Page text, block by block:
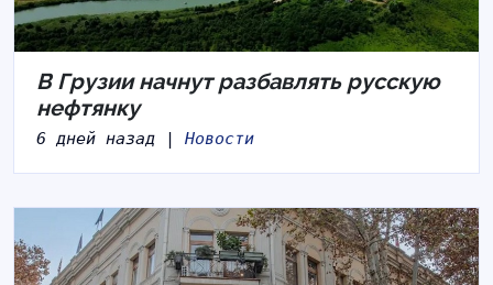
В Грузии начнут разбавлять русскую
нефтянку
6 дней назад | Новости